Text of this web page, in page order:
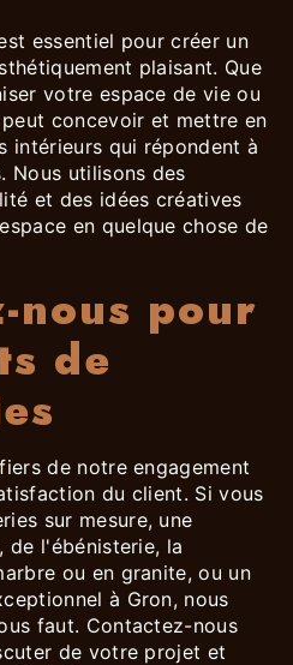
essentiel pour créer un
plaisant. Que
votre espace de vie ou
concevoir et mettre en
intérieurs qui répondent à
Nous utilisons des
et des idées créatives
en quelque chose de
nous pour
de
de notre engagement
du client. Si vous
sur mesure, une
de l'ébénisterie, la
ou en granite, ou un
à Gron, nous
faut. Contactez-nous
de votre projet et